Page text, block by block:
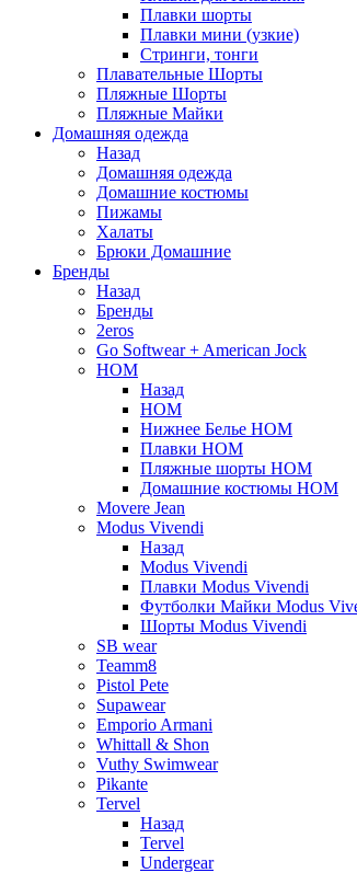
Плавки шорты
Плавки мини (узкие)
Стринги, тонги
Плавательные Шорты
Пляжные Шорты
Пляжные Майки
Домашняя одежда
Назад
Домашняя одежда
Домашние костюмы
Пижамы
Халаты
Брюки Домашние
Бренды
Назад
Бренды
2eros
Go Softwear + American Jock
HOM
Назад
HOM
Нижнее Белье HOM
Плавки HOM
Пляжные шорты HOM
Домашние костюмы HOM
Movere Jean
Modus Vivendi
Назад
Modus Vivendi
Плавки Modus Vivendi
Футболки Майки Modus
Шорты Modus Vivendi
SB wear
Teamm8
Pistol Pete
Supawear
Emporio Armani
Whittall & Shon
Vuthy Swimwear
Pikante
Tervel
Назад
Tervel
Undergear